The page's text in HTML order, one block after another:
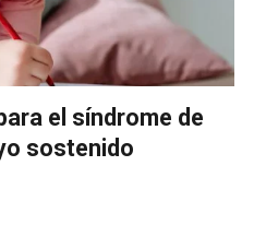
el síndrome de
sostenido